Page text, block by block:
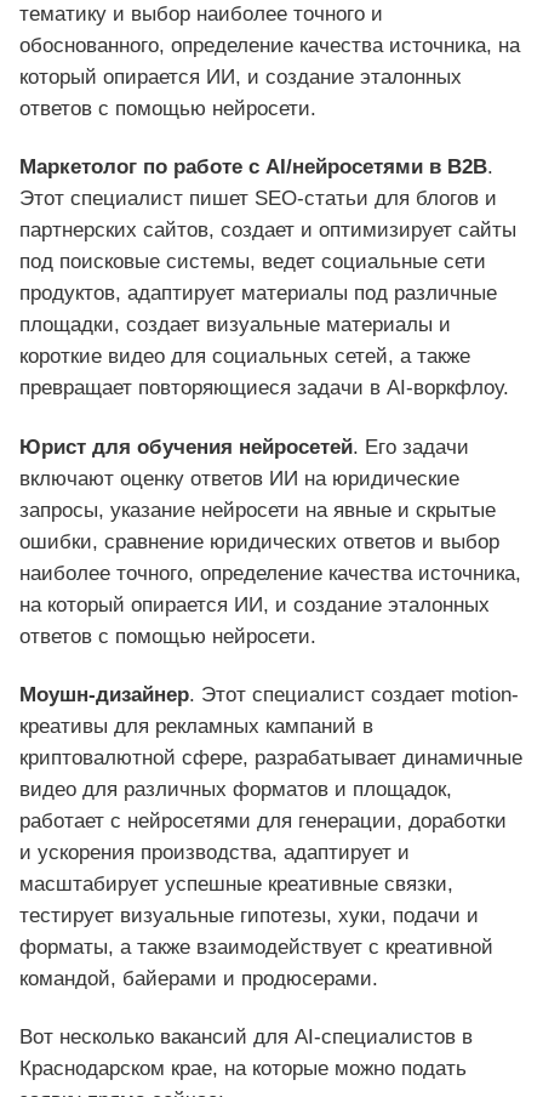
тематику и выбор наиболее точного и
обоснованного, определение качества источника, на
который опирается ИИ, и создание эталонных
ответов с помощью нейросети.
Маркетолог по работе с AI/нейросетями в B2B.
Этот специалист пишет SEO-статьи для блогов и
партнерских сайтов, создает и оптимизирует сайты
под поисковые системы, ведет социальные сети
продуктов, адаптирует материалы под различные
площадки, создает визуальные материалы и
короткие видео для социальных сетей, а также
превращает повторяющиеся задачи в AI-воркфлоу.
Юрист для обучения нейросетей. Его задачи
включают оценку ответов ИИ на юридические
запросы, указание нейросети на явные и скрытые
ошибки, сравнение юридических ответов и выбор
наиболее точного, определение качества источника,
на который опирается ИИ, и создание эталонных
ответов с помощью нейросети.
Моушн-дизайнер. Этот специалист создает motion-
креативы для рекламных кампаний в
криптовалютной сфере, разрабатывает динамичные
видео для различных форматов и площадок,
работает с нейросетями для генерации, доработки
и ускорения производства, адаптирует и
масштабирует успешные креативные связки,
тестирует визуальные гипотезы, хуки, подачи и
форматы, а также взаимодействует с креативной
командой, байерами и продюсерами.
Вот несколько вакансий для AI-специалистов в
Краснодарском крае, на которые можно подать